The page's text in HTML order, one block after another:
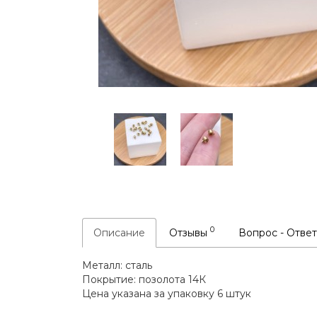
Описание Отзывы 0 Вопрос -
Металл: сталь
Покрытие: позолота 14К
Цена указана за упаковку 6 штук